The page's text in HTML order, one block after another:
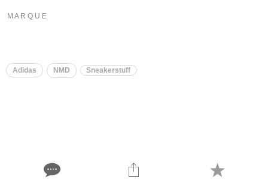
M A R Q U E
Adidas NMD Sneakerstuff